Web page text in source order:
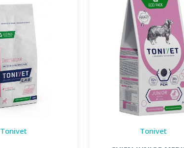
Tonivet
Tonivet